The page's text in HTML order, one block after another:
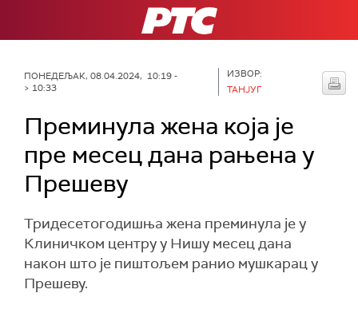
РТС
ПОНЕДЕЉАК, 08.04.2024, 10:19 -
> 10:33
ИЗВОР:
ТАНЈУГ
Преминула жена која је
пре месец дана рањена у
Прешеву
Тридесетогодишња жена преминула је у
Клиничком центру у Нишу месец дана
након што је пиштољем ранио мушкарац у
Прешеву.